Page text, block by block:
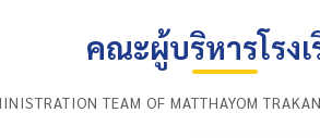
คณะผู้บริหารโรงเ
TEAM OF MATTHAYOM